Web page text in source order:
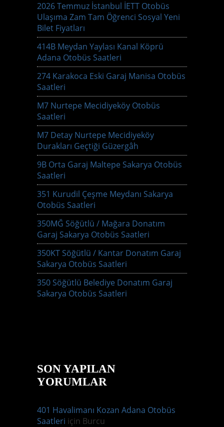
2026 Temmuz İstanbul İETT Otobüs
Ulaşıma Zam Tam Öğrenci Sosyal Yeni
Bilet Fiyatları
414B Meydan Yaylası Kanal Köprü
Adana Otobüs Saatleri
274 Karakoca Eski Garaj Manisa Otobüs
Saatleri
M7 Nurtepe Mecidiyeköy Otobüs
Saatleri
M7 Detay Nurtepe Mecidiyeköy
Durakları Geçtiği Güzergâh
9B Orta Garaj Maltepe Sakarya Otobüs
Saatleri
351 Kurudil Çeşme Meydanı Sakarya
Otobüs Saatleri
350MĞ Söğütlü / Mağara Donatım
Garaj Sakarya Otobüs Saatleri
350KT Söğütlü / Kantar Donatım Garaj
Sakarya Otobüs Saatleri
350 Söğütlü Belediye Donatım Garaj
Sakarya Otobüs Saatleri
SON YAPILAN
YORUMLAR
401 Havalimanı Kozan Adana Otobüs
Saatleri için Burcu